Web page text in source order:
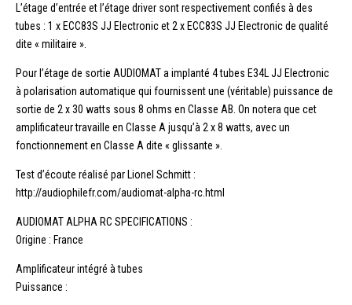
L’étage d’entrée et l’étage driver sont respectivement confiés à des
tubes : 1 x ECC83S JJ Electronic et 2 x ECC83S JJ Electronic de qualité
dite « militaire ».
Pour l’étage de sortie AUDIOMAT a implanté 4 tubes E34L JJ Electronic
à polarisation automatique qui fournissent une (véritable) puissance de
sortie de 2 x 30 watts sous 8 ohms en Classe AB. On notera que cet
amplificateur travaille en Classe A jusqu’à 2 x 8 watts, avec un
fonctionnement en Classe A dite « glissante ».
Test d’écoute réalisé par Lionel Schmitt :
http://audiophilefr.com/audiomat-alpha-rc.html
AUDIOMAT ALPHA RC SPECIFICATIONS :
Origine : France
Amplificateur intégré à tubes
Puissance :